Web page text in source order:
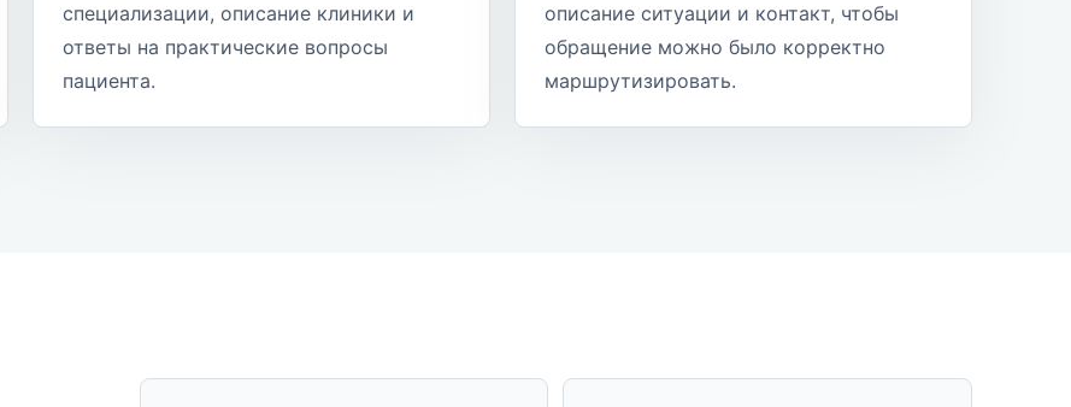
специализации, описание клиники и
ответы на практические вопросы
пациента.
описание ситуации и контакт, чтобы
обращение можно было корректно
маршрутизировать.